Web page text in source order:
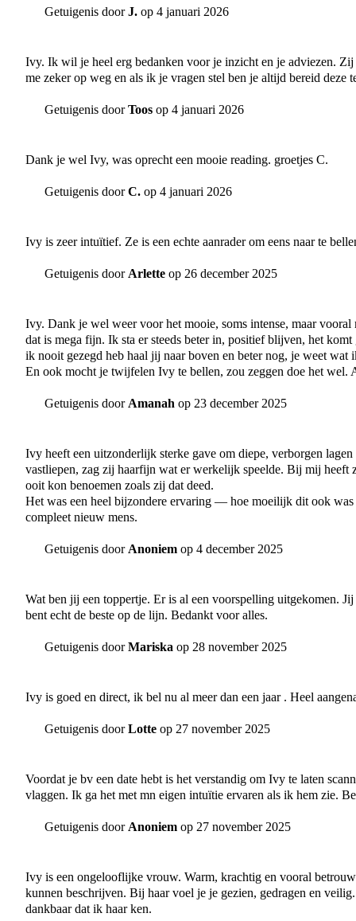
Getuigenis doorJ. op 4 januari 2026
Ivy. Ik wil je heel erg bedanken voor je inzicht en je adviezen.
me zeker op weg en als ik je vragen stel ben je altijd bereid deze
Getuigenis doorToos op 4 januari 2026
Dank je wel Ivy, was oprecht een mooie reading. groetjes C.
Getuigenis doorC. op 4 januari 2026
Ivy is zeer intuïtief. Ze is een echte aanrader om eens naar te
Getuigenis doorArlette op 26 december 2025
Ivy. Dank je wel weer voor het mooie, soms intense, maar
dat is mega fijn. Ik sta er steeds beter in, positief blijven, het
ik nooit gezegd heb haal jij naar boven en beter nog, je weet
En ook mocht je twijfelen Ivy te bellen, zou zeggen doe het wel.
Getuigenis doorAmanah op 23 december 2025
Ivy heeft een uitzonderlijk sterke gave om diepe, verborgen
vastliepen, zag zij haarfijn wat er werkelijk speelde. Bij mij heeft
ooit kon benoemen zoals zij dat deed.
Het was een heel bijzondere ervaring — hoe moeilijk dit ook
compleet nieuw mens.
Getuigenis doorAnoniem op 4 december 2025
Wat ben jij een toppertje. Er is al een voorspelling uitgekomen.
bent echt de beste op de lijn. Bedankt voor alles.
Getuigenis doorMariska op 28 november 2025
Ivy is goed en direct, ik bel nu al meer dan een jaar . Heel
Getuigenis doorLotte op 27 november 2025
Voordat je bv een date hebt is het verstandig om Ivy te laten
vlaggen. Ik ga het met mn eigen intuïtie ervaren als ik hem zie.
Getuigenis doorAnoniem op 27 november 2025
Ivy is een ongelooflijke vrouw. Warm, krachtig en vooral
kunnen beschrijven. Bij haar voel je je gezien, gedragen en
dankbaar dat ik haar ken.